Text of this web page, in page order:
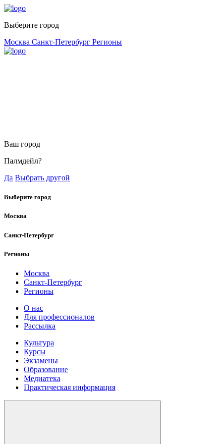
Выберите город
Москва Санкт-Петербург Регионы
Ваш город
Палмдейл?
Да Выбрать другой
Выберите город
Москва
Санкт-Петербург
Регионы
Москва
Санкт-Петербург
Регионы
О нас
Для профессионалов
Рассылка
Культура
Курсы
Экзамены
Образование
Медиатека
Практическая информация